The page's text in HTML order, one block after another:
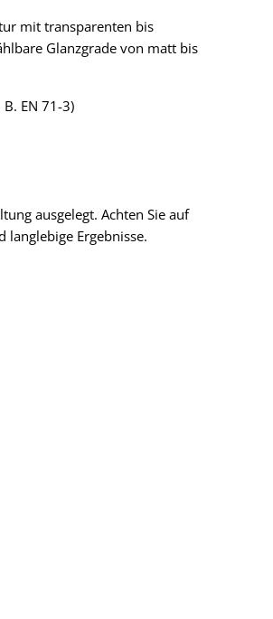
mit transparenten bis
Glanzgrade von matt bis
EN 71-3)
ausgelegt. Achten Sie auf
langlebige Ergebnisse.